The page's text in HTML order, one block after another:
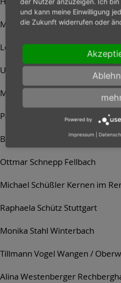
Maren Reuter Süßen
Lea Romer Ottenbach
Ursula Schäfer Waiblingen
Michael Schäfer Waiblingen
Paul Scharpfenecker Ellwangen
Brigitte Schmidt Geislingen
Ottmar Schnepp Fellbach
Michael Schüßler Kernen im
Raphaela Schütz Stuttgart
Monika Stahl Winterbach
Tillmann Vogel Wangen /
Alina Westenberger
und kann meine Einwilligung
die Zukunft widerrufen oder
Powered by
Impressum